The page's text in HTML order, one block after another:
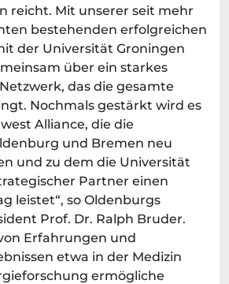
reicht. Mit unserer seit mehr
bestehenden erfolgreichen
der Universität Groningen
über ein starkes
das die gesamte
Nochmals gestärkt wird es
Alliance, die die
und Bremen neu
und zu dem die Universität
Partner einen
leistet“, so Oldenburgs
Prof. Dr. Ralph Bruder.
Erfahrungen und
etwa in der Medizin
ermögliche